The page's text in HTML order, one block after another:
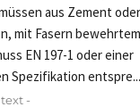
aus Zement
mit Fasern
EN 197-1 oder einer
Spezifikation entspre...
-